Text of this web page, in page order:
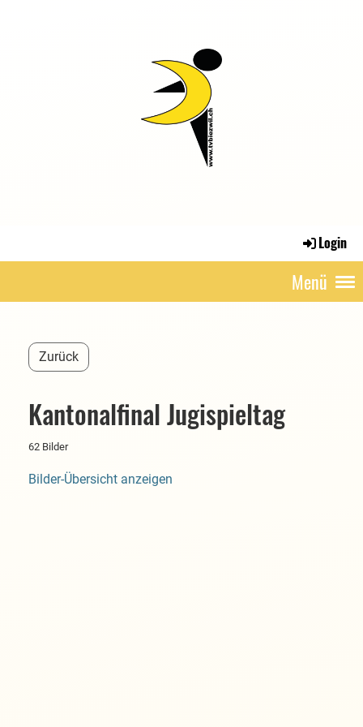
Login
Menü
Zurück
Kantonalfinal Jugispieltag
62 Bilder
Bilder-Übersicht anzeigen